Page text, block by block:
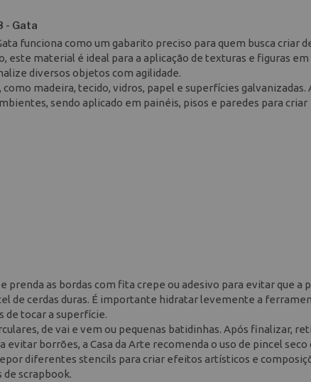
- Gata
funciona como um gabarito preciso para quem busca criar
este material é ideal para a aplicação de texturas e figuras em
diversos objetos com agilidade.
madeira, tecido, vidros, papel e superfícies galvanizadas.
sendo aplicado em painéis, pisos e paredes para criar
prenda as bordas com fita crepe ou adesivo para evitar que a
de cerdas duras. É importante hidratar levemente a
de tocar a superfície.
de vai e vem ou pequenas batidinhas. Após finalizar,
borrões, a Casa da Arte recomenda o uso de pincel seco
diferentes stencils para criar efeitos artísticos e
de scrapbook.